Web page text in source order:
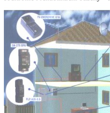
a montáž dávkovacích čerpadel -
systému pro řízení a chemizaci
Přidat do košíku